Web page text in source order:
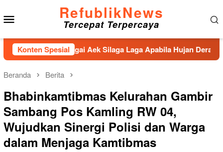
ke
konten
RefublikNews
Tercepat Terpercaya
Konten Spesial
Sungai Aek Silaga Laga Apabila Hujan Deras
Beranda Berita
Bhabinkamtibmas Kelurahan Gambir
Sambang Pos Kamling RW 04,
Wujudkan Sinergi Polisi dan Warga
dalam Menjaga Kamtibmas